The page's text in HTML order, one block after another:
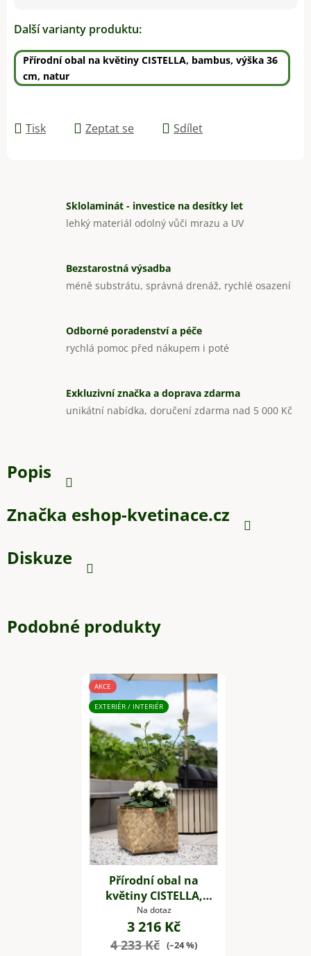
Další varianty produktu:
Přírodní obal na květiny CISTELLA, bambus, výška 36
cm, natur
Tisk Zeptat se Sdílet
Sklolaminát - investice na desítky let
lehký materiál odolný vůči mrazu a UV
Bezstarostná výsadba
méně substrátu, správná drenáž, rychlé osazení
Odborné poradenství a péče
rychlá pomoc před nákupem i poté
Exkluzivní značka a doprava zdarma
unikátní nabídka, doručení zdarma nad 5 000 Kč
Popis
Značka eshop-kvetinace.cz
Diskuze
Podobné produkty
AKCE
EXTERIÉR / INTERIÉR
Přírodní obal na
květiny CISTELLA,
bambus, výška 36 cm,
natur
Na dotaz
3 216 Kč
4 233 Kč (–24 %)